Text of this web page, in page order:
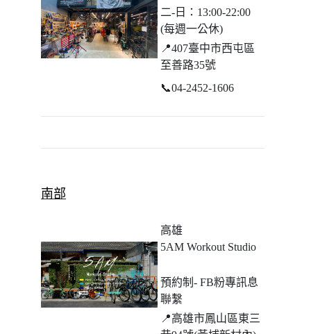
二-日：13:00-22:00
(每週一公休)
📍407臺中市西屯區
至善路35號
📞04-2452-1606
南部
高雄
5AM Workout Studio
預約制- FB粉專訊息
聯繫
📍高雄市鳳山區東三